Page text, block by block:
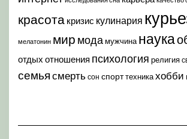
красота кризис кулинария
мелатонин мир модамужчина наука
отдых отношения психология религия
семья смерть сон спорттехникахобби